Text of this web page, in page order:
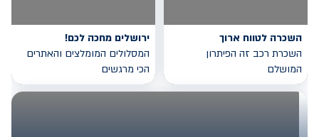
השכרה לטווח ארוך
השכרת רכב זה הפיתרון
המושלם
ירושלים מחכה לכם!
המסלולים המומלצים והאתרים
הכי מרגשים